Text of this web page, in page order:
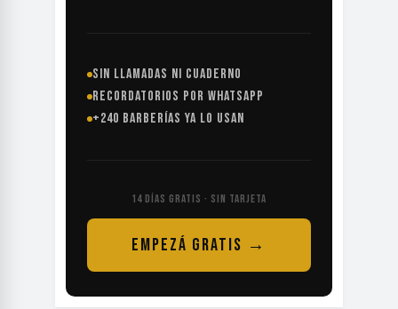
SIN LLAMADAS NI CUADERNO
RECORDATORIOS POR WHATSAPP
+240 BARBERÍAS YA LO USAN
14 DÍAS GRATIS · SIN TARJETA
EMPEZÁ GRATIS →